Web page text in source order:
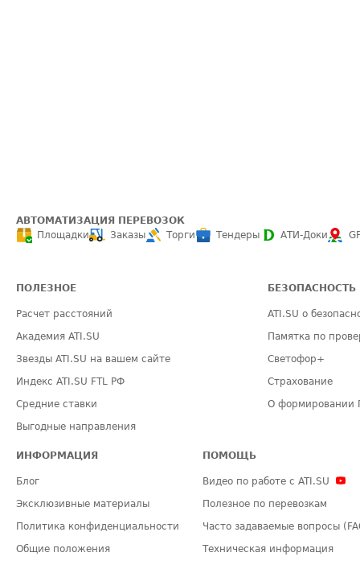
АВТОМАТИЗАЦИЯ ПЕРЕВОЗОК
Площадки
Заказы Торги Тендеры АТИ-Доки
ПОЛЕЗНОЕ
Расчет расстояний
Академия ATI.SU
Звезды ATI.SU на вашем сайте
Индекс ATI.SU FTL РФ
Средние ставки
Выгодные направления
БЕЗОПАСНОСТЬ
ATI.SU о
Памятка по
Светофор+
Страхование
О формировании
ИНФОРМАЦИЯ
Блог
Эксклюзивные материалы
Политика конфиденциальности
Общие положения
ПОМОЩЬ
Видео по работе с ATI.SU
Полезное по перевозкам
Часто задаваемые вопросы
Техническая информация